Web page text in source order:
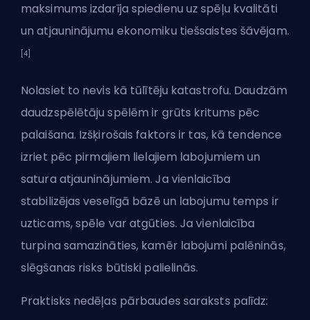
maksimums izdarīja spiedienu uz spēļu kvalitāti
un atjauninājumu ekonomiku tiešsaistes šāvējam.
[4]
Nolasiet to nevis kā tūlītēju katastrofu. Daudzām
daudzspēlētāju spēlēm ir grūts kritums pēc
palaišana. Izšķirošais faktors ir tas, kā tendence
izriet pēc pirmajiem lielajiem labojumiem un
satura atjauninājumiem. Ja vienlaicība
stabilizējas veselīgā bāzē un labojumu temps ir
uzticams, spēle var atgūties. Ja vienlaicība
turpina samazināties, kamēr labojumi palēninās,
slēgšanas risks būtiski palielinās.
Praktisks nedēļas pārbaudes saraksts palīdz: